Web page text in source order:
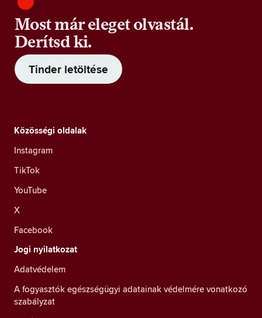
Most már eleget olvastál.
Derítsd ki.
Tinder letöltése
Közösségi oldalak
Instagram
TikTok
YouTube
X
Facebook
Jogi nyilatkozat
Adatvédelem
A fogyasztók egészségügyi adatainak védelmére vonatkozó
szabályzat